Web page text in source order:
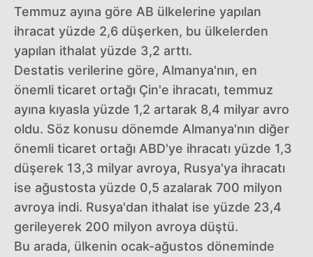
Temmuz ayına göre AB ülkelerine yapılan
ihracat yüzde 2,6 düşerken, bu ülkelerden
yapılan ithalat yüzde 3,2 arttı.
Destatis verilerine göre, Almanya'nın, en
önemli ticaret ortağı Çin'e ihracatı, temmuz
ayına kıyasla yüzde 1,2 artarak 8,4 milyar avro
oldu. Söz konusu dönemde Almanya'nın diğer
önemli ticaret ortağı ABD'ye ihracatı yüzde 1,3
düşerek 13,3 milyar avroya, Rusya'ya ihracatı
ise ağustosta yüzde 0,5 azalarak 700 milyon
avroya indi. Rusya'dan ithalat ise yüzde 23,4
gerileyerek 200 milyon avroya düştü.
Bu arada, ülkenin ocak-ağustos döneminde